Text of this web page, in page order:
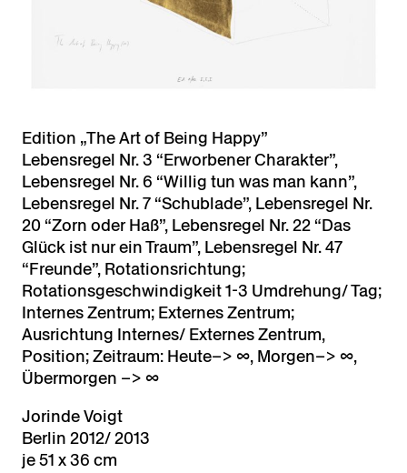
Edition „The Art of Being Happy”
Lebensregel Nr. 3 “Erworbener Charakter”,
Lebensregel Nr. 6 “Willig tun was man kann”,
Lebensregel Nr. 7 “Schublade”, Lebensregel Nr.
20 “Zorn oder Haß”, Lebensregel Nr. 22 “Das
Glück ist nur ein Traum”, Lebensregel Nr. 47
“Freunde”, Rotationsrichtung;
Rotationsgeschwindigkeit 1-3 Umdrehung/ Tag;
Internes Zentrum; Externes Zentrum;
Ausrichtung Internes/ Externes Zentrum,
Position; Zeitraum: Heute–> ∞, Morgen–> ∞,
Übermorgen –> ∞
Jorinde Voigt
Berlin 2012/ 2013
je 51 x 36 cm